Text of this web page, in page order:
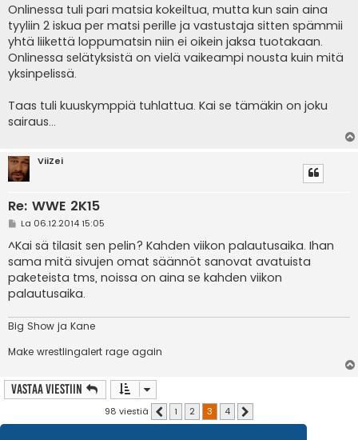
Onlinessa tuli pari matsia kokeiltua, mutta kun sain aina
tyyliin 2 iskua per matsi perille ja vastustaja sitten spämmii
yhtä liikettä loppumatsin niin ei oikein jaksa tuotakaan.
Onlinessa selätyksistä on vielä vaikeampi nousta kuin mitä
yksinpelissä.
Taas tuli kuuskymppiä tuhlattua. Kai se tämäkin on joku
sairaus...
ViiZei
Re: WWE 2K15
V
e
s
t
i
La 06.12.2014 15:05
^Kai sä tilasit sen pelin? Kahden viikon palautusaika. Ihan
sama mitä sivujen omat säännöt sanovat avatuista
paketeista tms, noissa on aina se kahden viikon
palautusaika.
Big Show ja Kane
Make wrestlingalert rage again
Vastaa Viestiin
98 viestiä Edellinen
1 2 3 4